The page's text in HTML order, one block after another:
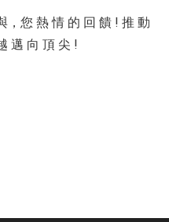
，您 熱 情 的 回 饋 ! 推 動
邁 向 頂 尖 !